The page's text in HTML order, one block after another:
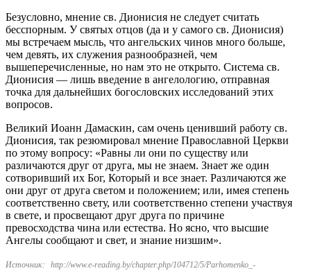
Безусловно, мнение св. Дионисия не следует считать
бесспорным. У святых отцов (да и у самого св. Дионисия)
мы встречаем мысль, что ангельских чинов много больше,
чем девять, их служения разнообразней, чем
вышеперечисленные, но нам это не открыто. Система св.
Дионисия — лишь введение в ангелологию, отправная
точка для дальнейших богословских исследований этих
вопросов.
Великий Иоанн Дамаскин, сам очень ценивший работу св.
Дионисия, так резюмировал мнение Православной Церкви
по этому вопросу: «Равны ли они по существу или
различаются друг от друга, мы не знаем. Знает же один
сотворивший их Бог, Который и все знает. Различаются же
они друг от друга светом и положением; или, имея степень
соответственно свету, или соответственно степени участвуя
в свете, и просвещают друг друга по причине
превосходства чина или естества. Но ясно, что высшие
Ангелы сообщают и свет, и знание низшим».
Источник:
http://www.e-reading.by/chapter.php/104712/5/Parhomenko_-